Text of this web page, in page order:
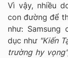
Vì vậy, nhiều
con đường để
như:
dục như "Kiến
trường hy